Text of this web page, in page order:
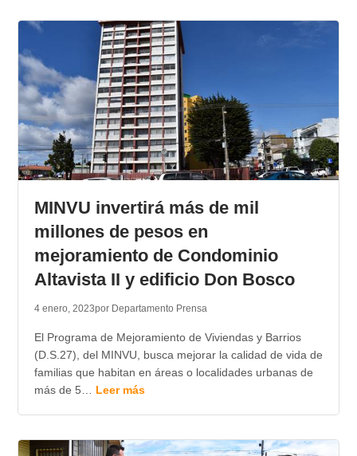
AUDIOS
VIDEOS
GALERIA DE FOTOS
APP MÓVIL
MINVU invertirá más de mil
millones de pesos en
mejoramiento de Condominio
Altavista II y edificio Don Bosco
4 enero, 2023por Departamento Prensa
El Programa de Mejoramiento de Viviendas y Barrios
(D.S.27), del MINVU, busca mejorar la calidad de vida de
familias que habitan en áreas o localidades urbanas de
más de 5… Leer más